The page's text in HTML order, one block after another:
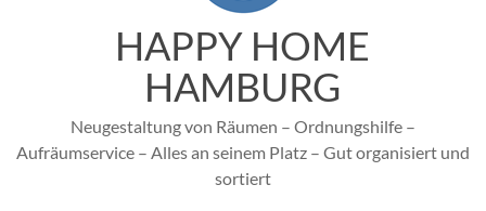
HAPPY HOME
HAMBURG
Neugestaltung von Räumen – Ordnungshilfe –
Aufräumservice – Alles an seinem Platz – Gut organisiert und
sortiert